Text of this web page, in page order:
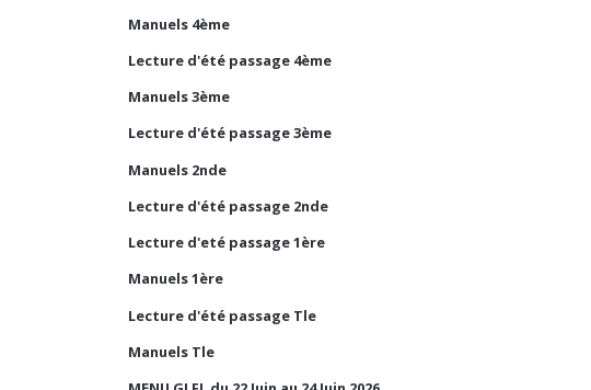
Manuels 4ème
Lecture d'été passage 4ème
Manuels 3ème
Lecture d'été passage 3ème
Manuels 2nde
Lecture d'été passage 2nde
Lecture d'eté passage 1ère
Manuels 1ère
Lecture d'été passage Tle
Manuels Tle